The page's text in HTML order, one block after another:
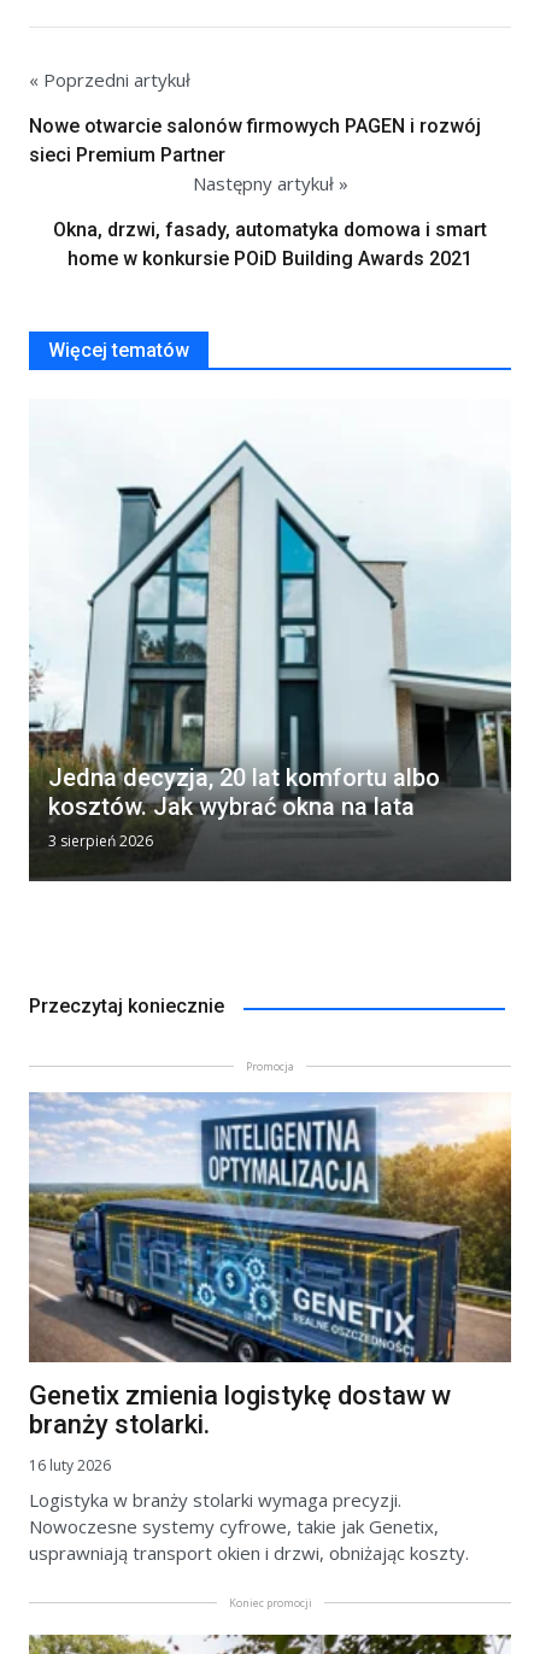
« Poprzedni artykuł
Nowe otwarcie salonów firmowych PAGEN i rozwój
sieci Premium Partner
Następny artykuł »
Okna, drzwi, fasady, automatyka domowa i smart
home w konkursie POiD Building Awards 2021
Więcej tematów
Jedna decyzja, 20 lat komfortu albo
kosztów. Jak wybrać okna na lata
3 sierpień 2026
Przeczytaj koniecznie
Promocja
Genetix zmienia logistykę dostaw w
branży stolarki.
16 luty 2026
Logistyka w branży stolarki wymaga precyzji.
Nowoczesne systemy cyfrowe, takie jak Genetix,
usprawniają transport okien i drzwi, obniżając koszty.
Koniec promocji